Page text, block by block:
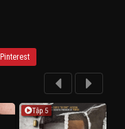
Pinterest
Tập 5